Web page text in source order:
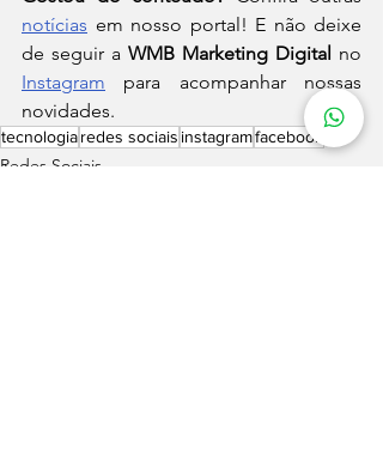
notícias em nosso portal! E não deixe
de seguir a WMB Marketing Digital
Instagram para acompanhar nossas
novidades.
tecnologiaredes sociais instagramfacebook
Redes Sociais